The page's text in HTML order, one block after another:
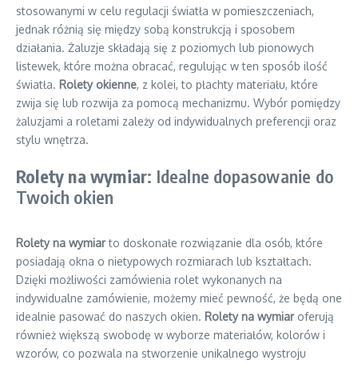
stosowanymi w celu regulacji światła w pomieszczeniach,
jednak różnią się między sobą konstrukcją i sposobem
działania. Żaluzje składają się z poziomych lub pionowych
listewek, które można obracać, regulując w ten sposób ilość
światła. Rolety okienne, z kolei, to płachty materiału, które
zwija się lub rozwija za pomocą mechanizmu. Wybór pomiędzy
żaluzjami a roletami zależy od indywidualnych preferencji oraz
stylu wnętrza.
Rolety na wymiar: Idealne dopasowanie do
Twoich okien
Rolety na wymiarto doskonałe rozwiązanie dla osób, które
posiadają okna o nietypowych rozmiarach lub kształtach.
Dzięki możliwości zamówienia rolet wykonanych na
indywidualne zamówienie, możemy mieć pewność, że będą one
idealnie pasować do naszych okien. Rolety na wymiaroferują
również większą swobodę w wyborze materiałów, kolorów i
wzorów, co pozwala na stworzenie unikalnego wystroju